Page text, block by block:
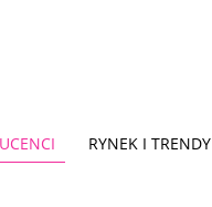
RYNEK I TRENDY